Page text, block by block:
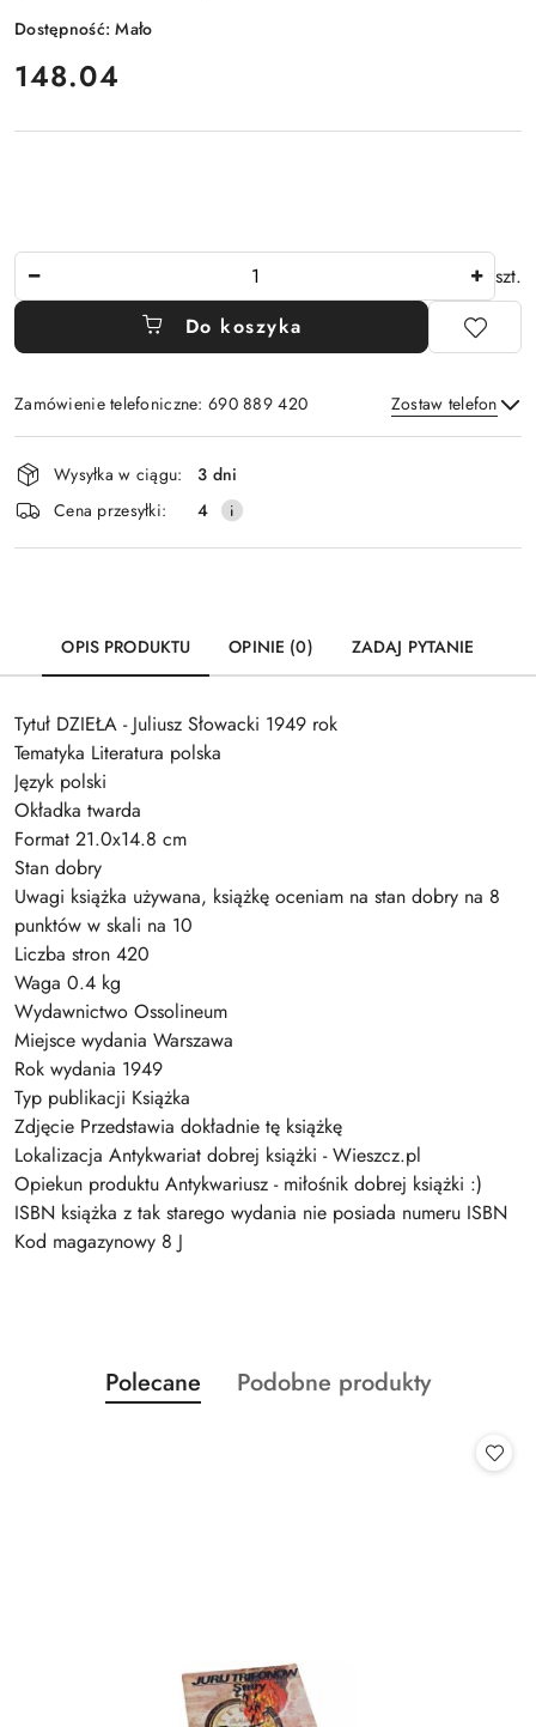
Dostępność:Mało
cena:
148.04
szt.
Do koszyka
Zamówienie telefoniczne: 690 889 420 Zostaw telefon
Wyślij
Dostępność
i
dostawa
Wysyłka w ciągu:
3 dni
Cena przesyłki:
4
OPIS PRODUKTU OPINIE (0) ZADAJ PYTANIE
Tytuł DZIEŁA - Juliusz Słowacki 1949 rok
Tematyka Literatura polska
Język polski
Okładka twarda
Format 21.0x14.8 cm
Stan dobry
Uwagi książka używana, książkę oceniam na stan dobry na 8
punktów w skali na 10
Liczba stron 420
Waga 0.4 kg
Wydawnictwo Ossolineum
Miejsce wydania Warszawa
Rok wydania 1949
Typ publikacji Książka
Zdjęcie Przedstawia dokładnie tę książkę
Lokalizacja Antykwariat dobrej książki - Wieszcz.pl
Opiekun produktu Antykwariusz - miłośnik dobrej książki :)
ISBN książka z tak starego wydania nie posiada numeru ISBN
Kod magazynowy 8 J
Pomiń karuzelę produktów
Produkty
o
Polecane
Produkty
Podobne produkty